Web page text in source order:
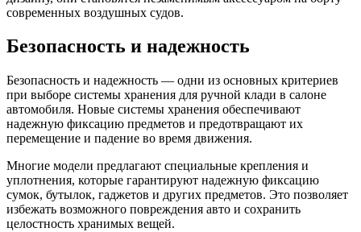
современных воздушных судов.
Безопасность и надежность
Безопасность и надежность — одни из основных критериев
при выборе системы хранения для ручной клади в салоне
автомобиля. Новые системы хранения обеспечивают
надежную фиксацию предметов и предотвращают их
перемещение и падение во время движения.
Многие модели предлагают специальные крепления и
уплотнения, которые гарантируют надежную фиксацию
сумок, бутылок, гаджетов и других предметов. Это позволяет
избежать возможного повреждения авто и сохранить
целостность хранимых вещей.